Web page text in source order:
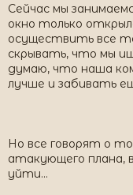
Сейчас мы
окно только
осуществить все
скрывать, что мы
думаю, что наша
лучше и забивать
Но все говорят о
атакующего плана,
уйти…